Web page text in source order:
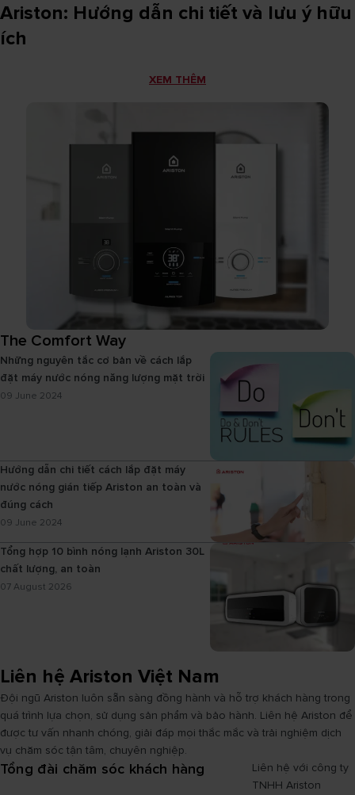
Ariston: Hướng dẫn chi tiết và lưu ý hữu
ích
XEM THÊM
The Comfort Way
Những nguyên tắc cơ bản về cách lắp
đặt máy nước nóng năng lượng mặt trời
09 June 2024
Hướng dẫn chi tiết cách lắp đặt máy
nước nóng gián tiếp Ariston an toàn và
đúng cách
09 June 2024
Tổng hợp 10 bình nóng lạnh Ariston 30L
chất lượng, an toàn
07 August 2026
Liên hệ Ariston Việt Nam
Đội ngũ Ariston luôn sẵn sàng đồng hành và hỗ trợ khách hàng trong
quá trình lựa chọn, sử dụng sản phẩm và bảo hành. Liên hệ Ariston để
được tư vấn nhanh chóng, giải đáp mọi thắc mắc và trải nghiệm dịch
vụ chăm sóc tận tâm, chuyên nghiệp.
Tổng đài chăm sóc khách hàng
Liên hệ với công ty
TNHH Ariston